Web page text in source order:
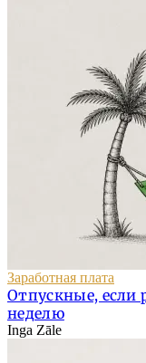
Заработная плата
Отпускные, если
неделю
Inga Zāle